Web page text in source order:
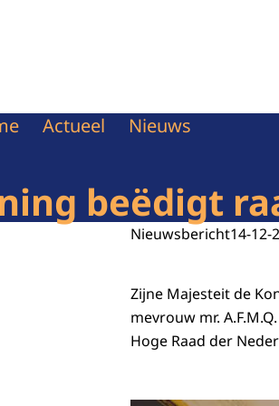
Actueel Nieuws
beëdigt
Nieuwsbericht14-12-
Zijne Majesteit de
mevrouw mr.
Hoge Raad der